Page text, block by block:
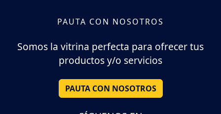
PAUTA CON NOSOTROS
Somos la vitrina perfecta para ofrecer tus
productos y/o servicios
PAUTA CON NOSOTROS